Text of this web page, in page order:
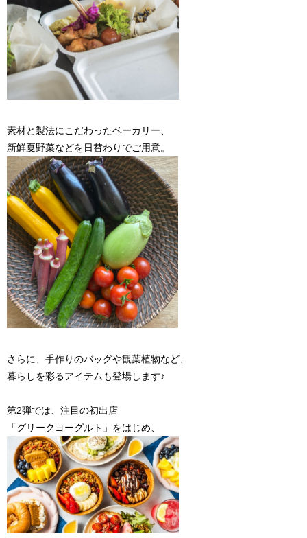
素材と製法にこだわったベーカリー、
新鮮夏野菜などを日替わりでご用意。
さらに、手作りのバッグや観葉植物など、
暮らしを彩るアイテムも登場します♪
第2弾では、注目の初出店
「グリークヨーグルト」をはじめ、